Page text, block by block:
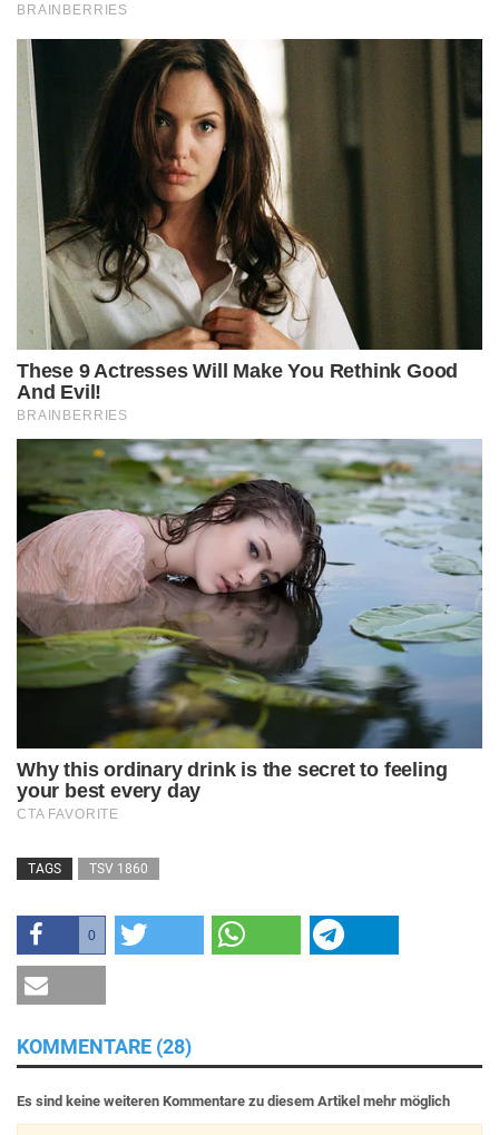
TAGS TSV 1860
0
KOMMENTARE (28)
Es sind keine weiteren Kommentare zu diesem Artikel mehr möglich